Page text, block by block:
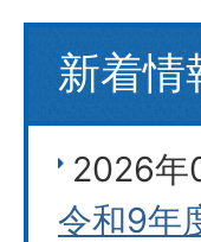
新着情
2026年
令和9年